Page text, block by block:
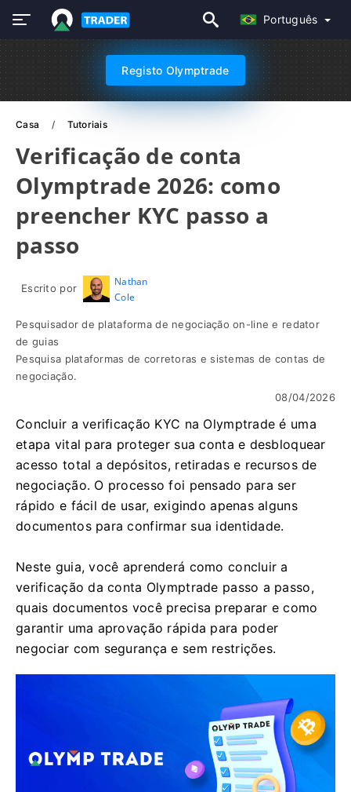
Português
Registo Olymptrade
Casa Tutoriais
Verificação de conta
Olymptrade 2026: como
preencher KYC passo a
passo
Escrito por
Nathan
Cole
Pesquisador de plataforma de negociação on-line e redator
de guias
Pesquisa plataformas de corretoras e sistemas de contas de
negociação.
08/04/2026
Concluir a verificação KYC na Olymptrade é uma
etapa vital para proteger sua conta e desbloquear
acesso total a depósitos, retiradas e recursos de
negociação. O processo foi pensado para ser
rápido e fácil de usar, exigindo apenas alguns
documentos para confirmar sua identidade.
Neste guia, você aprenderá como concluir a
verificação da conta Olymptrade passo a passo,
quais documentos você precisa preparar e como
garantir uma aprovação rápida para poder
negociar com segurança e sem restrições.